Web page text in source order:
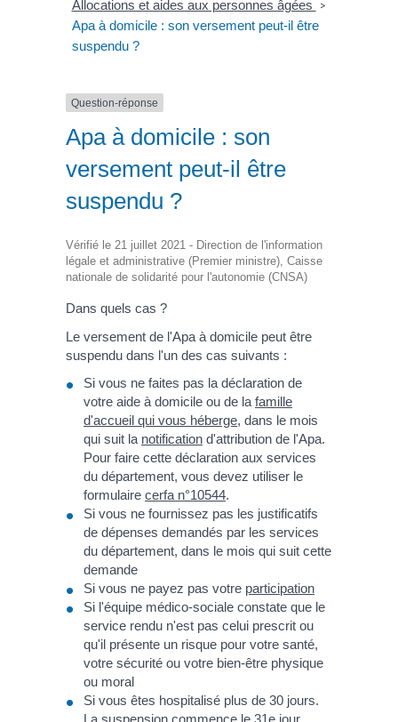
Allocations et aides aux personnes âgées >
Apa à domicile : son versement peut-il être
suspendu ?
Question-réponse
Apa à domicile : son
versement peut-il être
suspendu ?
Vérifié le 21 juillet 2021 - Direction de l'information
légale et administrative (Premier ministre), Caisse
nationale de solidarité pour l'autonomie (CNSA)
Dans quels cas ?
Le versement de l'Apa à domicile peut être
suspendu dans l'un des cas suivants :
Si vous ne faites pas la déclaration de
votre aide à domicile ou de la famille
d'accueil qui vous héberge, dans le mois
qui suit la notification d'attribution de l'Apa.
Pour faire cette déclaration aux services
du département, vous devez utiliser le
formulaire cerfa n°10544.
Si vous ne fournissez pas les justificatifs
de dépenses demandés par les services
du département, dans le mois qui suit cette
demande
Si vous ne payez pas votre participation
Si l'équipe médico-sociale constate que le
service rendu n'est pas celui prescrit ou
qu'il présente un risque pour votre santé,
votre sécurité ou votre bien-être physique
ou moral
Si vous êtes hospitalisé plus de 30 jours.